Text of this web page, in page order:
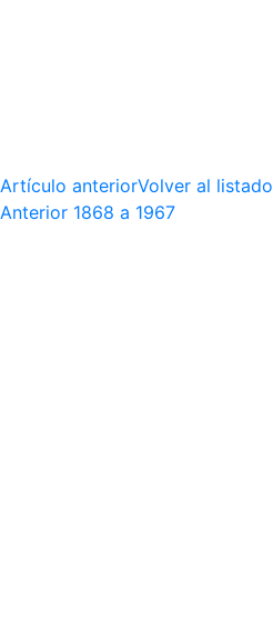
Artículo anteriorVolver al listado
Anterior 1868 a 1967